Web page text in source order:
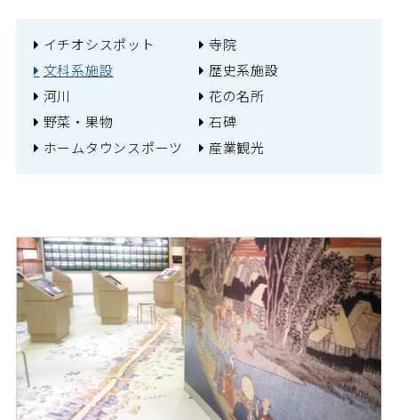
イチオシスポット
寺院
文科系施設
歴史系施設
河川
花の名所
野菜・果物
石碑
ホームタウンスポーツ
産業観光